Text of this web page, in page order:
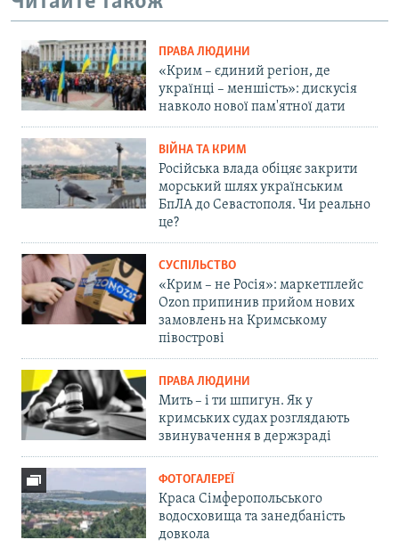
ПРАВА ЛЮДИНИ
«Крим – єдиний регіон, де
українці – меншість»: дискусія
навколо нової пам'ятної дати
ВІЙНА ТА КРИМ
Російська влада обіцяє закрити
морський шлях українським
БпЛА до Севастополя. Чи реально
це?
СУСПІЛЬСТВО
«Крим – не Росія»: маркетплейс
Ozon припинив прийом нових
замовлень на Кримському
півострові
ПРАВА ЛЮДИНИ
Мить – і ти шпигун. Як у
кримських судах розглядають
звинувачення в держзраді
ФОТОГАЛЕРЕЇ
Краса Сімферопольського
водосховища та занедбаність
довкола